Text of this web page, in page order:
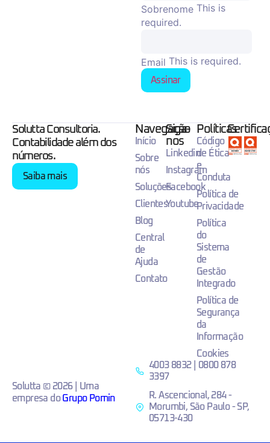
Sobrenome This is
required.
Email This is required.
Assinar
Solutta Consultoria.
Contabilidade além dos
números.
Saiba mais
Navegação
Início
Sobre
nós
Soluções
Clientes
Blog
Central
de
Ajuda
Contato
Siga-
nos
Linkedin
Instagram
Facebook
Youtube
Políticas
Código
de Ética
e
Conduta
Política de
Privacidade
Política
do
Sistema
de
Gestão
Integrado
Política de
Segurança
da
Informação
Cookies
Solutta © 2026 | Uma
empresa doGrupo Pomin
4003 8832 | 0800 878
3397
R. Ascencional, 284 -
Morumbi, São Paulo - SP,
05713-430